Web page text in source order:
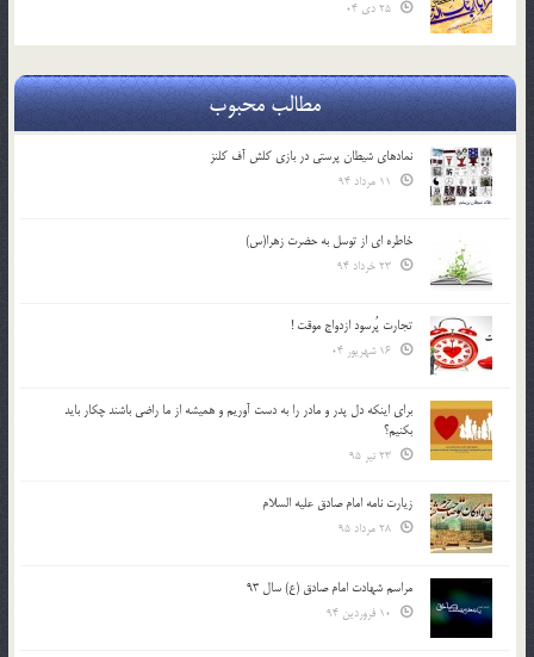
مطالب محبوب
نمادهای شیطان پرستی در بازی کلش آف کلنز
خاطره ای از توسل به حضرت زهرا(س)
تجارت پُرسود ازدواج موقت !
براي اينكه دل پدر و مادر را به دست آوريم و هميشه از ما راضي باشند چكار بايد
بكنيم؟
زیارت نامه امام صادق علیه السلام
مراسم شهادت امام صادق (ع) سال 93